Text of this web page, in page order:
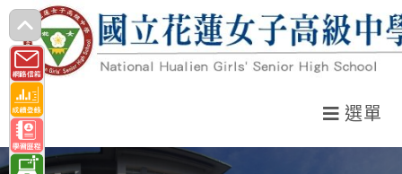
跳
轉
至
主
要
內
選單